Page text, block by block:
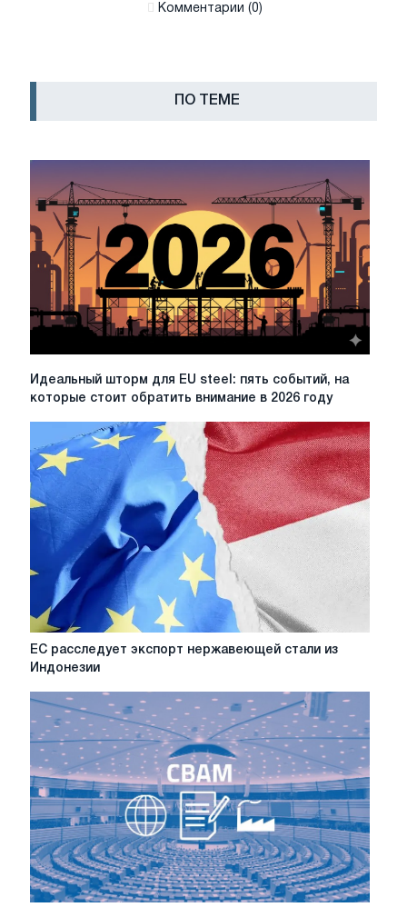
Комментарии (0)
ПО ТЕМЕ
Идеальный
steel:
пять
событий,
на
которые
стоит
обратить
внимание
2026
Идеальный шторм для EU steel: пять событий, на
которые стоит обратить внимание в 2026 году
ЕС
расследует
нержавеющей
стали
из
Индонезии
ЕС расследует экспорт нержавеющей стали из
Индонезии